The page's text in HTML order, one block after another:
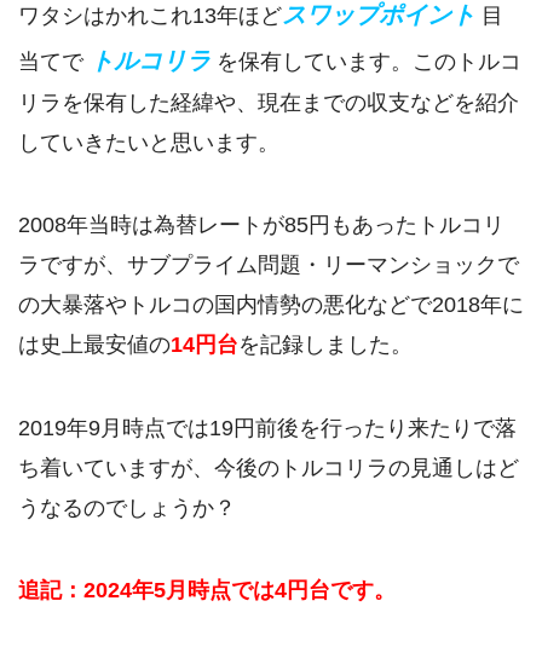
ワタシはかれこれ13年ほどスワップポイント 目
当てで トルコリラ を保有しています。このトルコ
リラを保有した経緯や、現在までの収支などを紹介
していきたいと思います。
2008年当時は為替レートが85円もあったトルコリ
ラですが、サブプライム問題・リーマンショックで
の大暴落やトルコの国内情勢の悪化などで2018年に
は史上最安値の14円台を記録しました。
2019年9月時点では19円前後を行ったり来たりで落
ち着いていますが、今後のトルコリラの見通しはど
うなるのでしょうか？
追記：2024年5月時点では4円台です。